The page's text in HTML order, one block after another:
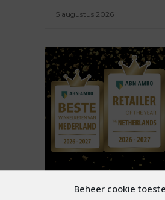
Beheer cookie
5 augustus 2026